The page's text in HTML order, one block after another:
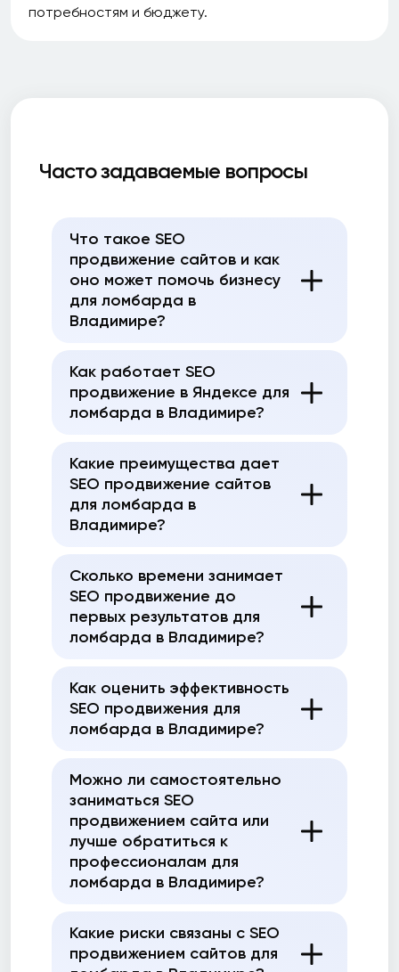
потребностям и бюджету.
Часто задаваемые вопросы
Что такое SEO
продвижение сайтов и как
оно может помочь бизнесу
для ломбарда в
Владимире?
Как работает SEO
продвижение в Яндексе для
ломбарда в Владимире?
Какие преимущества дает
SEO продвижение сайтов
для ломбарда в
Владимире?
Сколько времени занимает
SEO продвижение до
первых результатов для
ломбарда в Владимире?
Как оценить эффективность
SEO продвижения для
ломбарда в Владимире?
Можно ли самостоятельно
заниматься SEO
продвижением сайта или
лучше обратиться к
профессионалам для
ломбарда в Владимире?
Какие риски связаны с SEO
продвижением сайтов для